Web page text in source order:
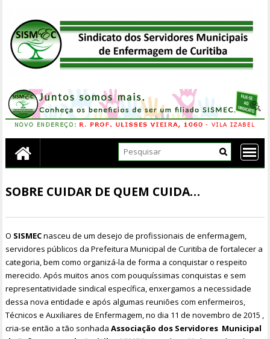
content
SOBRE CUIDAR DE QUEM CUIDA…
O SISMECnasceu de um desejo de profissionais de enfermagem,
servidores públicos da Prefeitura Municipal de Curitiba de fortalecer a
categoria, bem como organizá-la de forma a conquistar o respeito
merecido. Após muitos anos com pouquíssimas conquistas e sem
representatividade sindical específica, enxergamos a necessidade
dessa nova entidade e após algumas reuniões com enfermeiros,
Técnicos e Auxiliares de Enfermagem, no dia 11 de novembro de 2015 ,
cria-se então a tão sonhadaAssociação dos Servidores Municipal